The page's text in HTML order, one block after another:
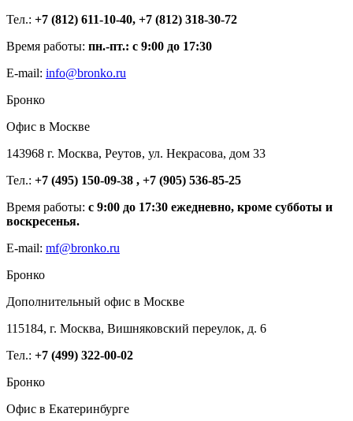
Тел.: +7 (812) 611-10-40, +7 (812) 318-30-72
Время работы: пн.-пт.: с 9:00 до 17:30
E-mail: info@bronko.ru
Бронко
Офис в Москве
143968 г. Москва, Реутов, ул. Некрасова, дом 33
Тел.: +7 (495) 150-09-38 , +7 (905) 536-85-25
Время работы: с 9:00 до 17:30 ежедневно, кроме субботы и
воскресенья.
E-mail: mf@bronko.ru
Бронко
Дополнительный офис в Москве
115184, г. Москва, Вишняковский переулок, д. 6
Тел.: +7 (499) 322-00-02
Бронко
Офис в Екатеринбурге